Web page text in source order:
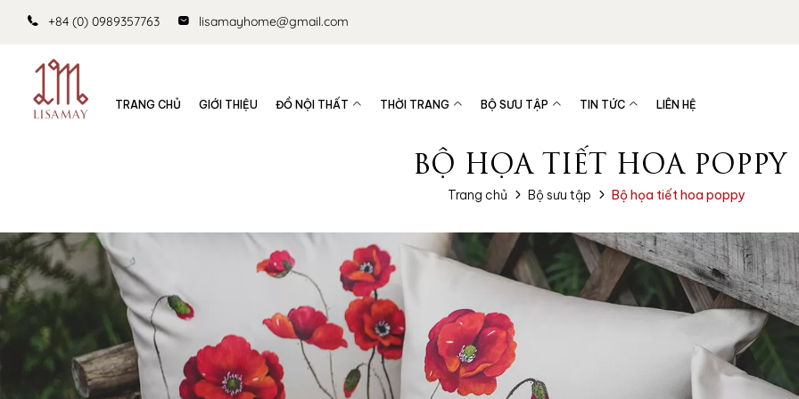
+84 (0) 0989357763 lisamayhome@gmail.com
TRANG CHỦ GIỚI THIỆU ĐỒ NỘI THẤT THỜI TRANG BỘ SƯU TẬP TIN TỨC LIÊN HỆ
BỘ HỌA TIẾT HOA POPPY
Trang chủ Bộ sưu tập Bộ họa tiết hoa poppy